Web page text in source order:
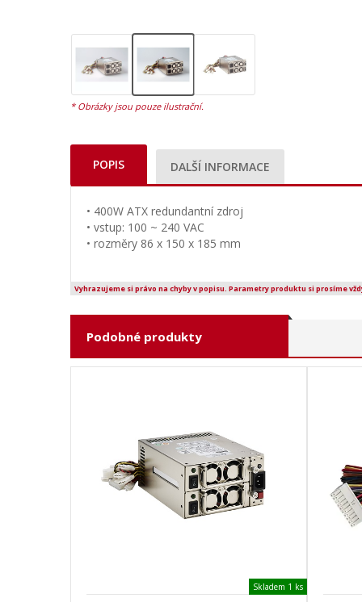
POPIS DALŠÍ INFORMACE
• 400W ATX redundantní zdroj
• vstup: 100 ~ 240 VAC
• rozměry 86 x 150 x 185 mm
Vyhrazujeme si právo na chyby v popisu. Parametry produktu si prosíme
Podobné produkty
Skladem 1 ks